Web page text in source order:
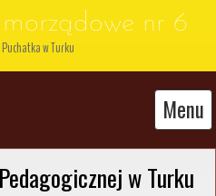
nr 6
w Turku
Menu
w Turku